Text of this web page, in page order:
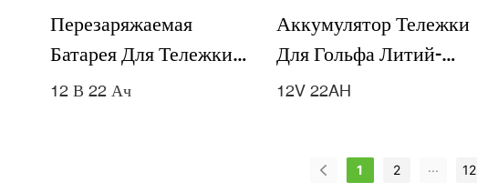
Перезаряжаемая
Батарея Для Тележки
Для Гольфа 12В 22Ач
12 В 22 Ач
Аккумулятор Тележки
Для Гольфа Литий-
Ионный Аккумулятор
12V 22AH
1 2 ... 12